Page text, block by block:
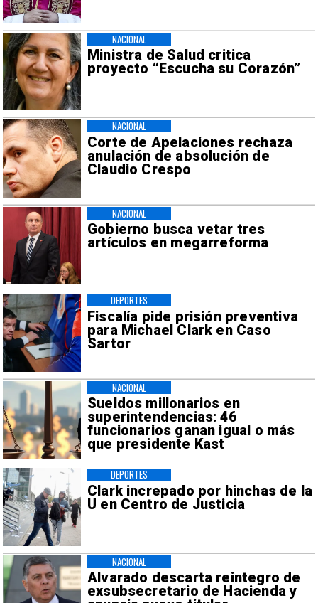
Ministra de Salud critica
proyecto “Escucha su Corazón”
NACIONAL
Corte de Apelaciones rechaza
anulación de absolución de
Claudio Crespo
NACIONAL
Gobierno busca vetar tres
artículos en megarreforma
NACIONAL
Fiscalía pide prisión preventiva
para Michael Clark en Caso
Sartor
DEPORTES
Sueldos millonarios en
superintendencias: 46
funcionarios ganan igual o más
que presidente Kast
NACIONAL
Clark increpado por hinchas de la
U en Centro de Justicia
DEPORTES
Alvarado descarta reintegro de
exsubsecretario de Hacienda y
NACIONAL